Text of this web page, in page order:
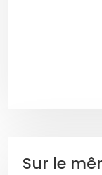
Sur le